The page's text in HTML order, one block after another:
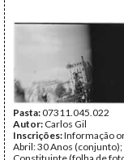
Pasta:07311.045.022
Autor: Carlos Gil
Inscrições:Informação
Abril: 30 Anos